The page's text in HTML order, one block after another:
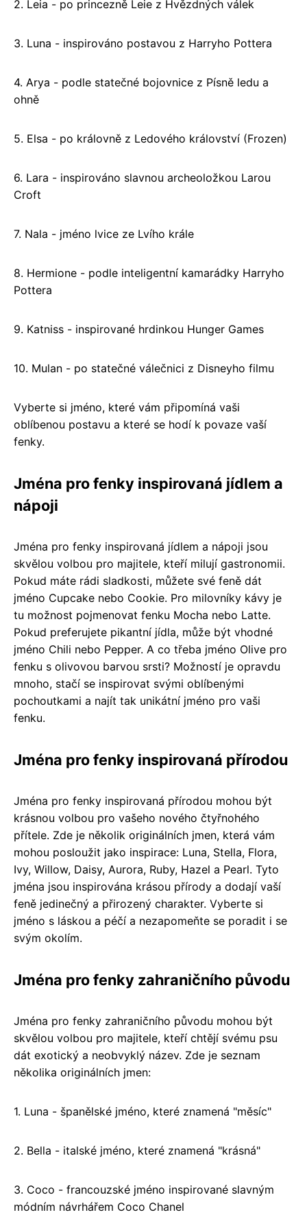
2. Leia - po princezně Leie z Hvězdných válek
3. Luna - inspirováno postavou z Harryho Pottera
4. Arya - podle statečné bojovnice z Písně ledu a
ohně
5. Elsa - po královně z Ledového království (Frozen)
6. Lara - inspirováno slavnou archeoložkou Larou
Croft
7. Nala - jméno lvice ze Lvího krále
8. Hermione - podle inteligentní kamarádky Harryho
Pottera
9. Katniss - inspirované hrdinkou Hunger Games
10. Mulan - po statečné válečnici z Disneyho filmu
Vyberte si jméno, které vám připomíná vaši
oblíbenou postavu a které se hodí k povaze vaší
fenky.
Jména pro fenky inspirovaná jídlem a
nápoji
Jména pro fenky inspirovaná jídlem a nápoji jsou
skvělou volbou pro majitele, kteří milují gastronomii.
Pokud máte rádi sladkosti, můžete své feně dát
jméno Cupcake nebo Cookie. Pro milovníky kávy je
tu možnost pojmenovat fenku Mocha nebo Latte.
Pokud preferujete pikantní jídla, může být vhodné
jméno Chili nebo Pepper. A co třeba jméno Olive pro
fenku s olivovou barvou srsti? Možností je opravdu
mnoho, stačí se inspirovat svými oblíbenými
pochoutkami a najít tak unikátní jméno pro vaši
fenku.
Jména pro fenky inspirovaná přírodou
Jména pro fenky inspirovaná přírodou mohou být
krásnou volbou pro vašeho nového čtyřnohého
přítele. Zde je několik originálních jmen, která vám
mohou posloužit jako inspirace: Luna, Stella, Flora,
Ivy, Willow, Daisy, Aurora, Ruby, Hazel a Pearl. Tyto
jména jsou inspirována krásou přírody a dodají vaší
feně jedinečný a přirozený charakter. Vyberte si
jméno s láskou a péčí a nezapomeňte se poradit i se
svým okolím.
Jména pro fenky zahraničního původu
Jména pro fenky zahraničního původu mohou být
skvělou volbou pro majitele, kteří chtějí svému psu
dát exotický a neobvyklý název. Zde je seznam
několika originálních jmen:
1. Luna - španělské jméno, které znamená "měsíc"
2. Bella - italské jméno, které znamená "krásná"
3. Coco - francouzské jméno inspirované slavným
módním návrhářem Coco Chanel